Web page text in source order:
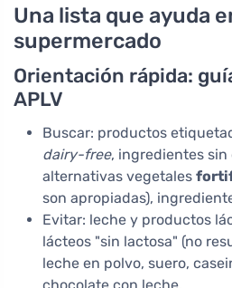
Una lista que ayuda
supermercado
Orientación rápida:
APLV
Buscar: productos
dairy-free, ingredientes sin
alternativas vegetales
son apropiadas),
Evitar: leche y productos
lácteos "sin lactosa" (no
leche en polvo, suero,